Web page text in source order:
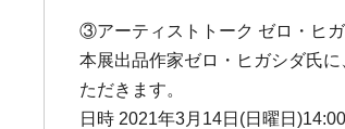
③アーティストトーク ゼロ・ヒ
本展出品作家ゼロ・ヒガシダ氏
ただきます。
日時 2021年3月14日(日曜日